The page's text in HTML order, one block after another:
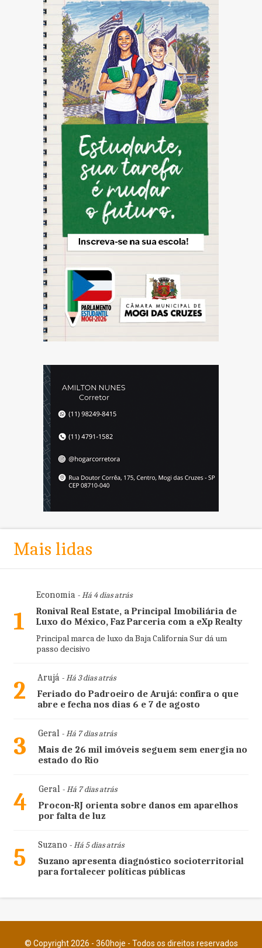
Mais lidas
1
Economia- Há 4 dias atrás
Ronival Real Estate, a Principal Imobiliária de
Luxo do México, Faz Parceria com a eXp Realty
Principal marca de luxo da Baja California Sur dá um
passo decisivo
2 Arujá- Há 3 dias atrás
Feriado do Padroeiro de Arujá: confira o que
abre e fecha nos dias 6 e 7 de agosto
3 Geral- Há 7 dias atrás
Mais de 26 mil imóveis seguem sem energia no
estado do Rio
4 Geral- Há 7 dias atrás
Procon-RJ orienta sobre danos em aparelhos
por falta de luz
5 Suzano - Há 5 dias atrás
Suzano apresenta diagnóstico socioterritorial
para fortalecer políticas públicas
© Copyright 2026 - 360hoje - Todos os direitos reservados